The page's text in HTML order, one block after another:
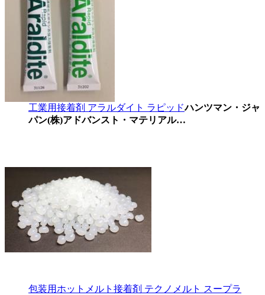
工業用接着剤 アラルダイト ラピッドハンツマン・ジャ
パン(株)アドバンスト・マテリアル…
包装用ホットメルト接着剤 テクノメルト スープラ